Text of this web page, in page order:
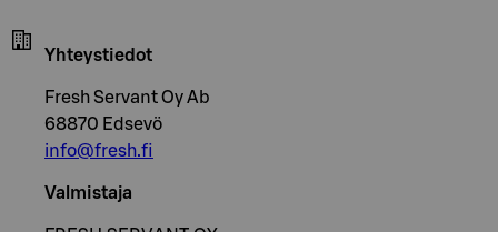
Yhteystiedot
Fresh Servant Oy Ab
68870 Edsevö
info@fresh.fi
Valmistaja